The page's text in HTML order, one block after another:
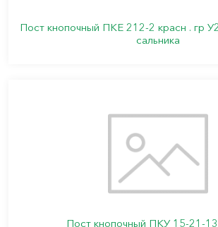
Пост кнопочный ПКЕ 212-2 красн . гр
сальника
Пост кнопочный ПКУ 15-21-